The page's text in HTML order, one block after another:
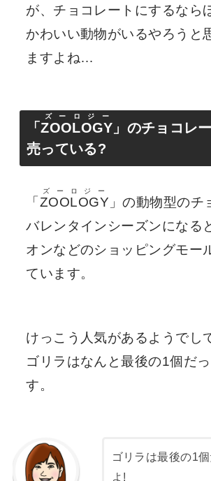
が、チョコレートにするなら
かわいい動物がいるやろうと
ますよね…
「ZOOLOGY
ズーロジー
」のチョコレ
売っている?
「 ZOOLOGY
ズーロジー
」の動物型のチ
バレンタインシーズンになる
オンなどのショッピングモー
ています。
けっこう人気があるようでし
ゴリラはなんと最後の1個だ
す。
ゴリラは最後の1
よ!